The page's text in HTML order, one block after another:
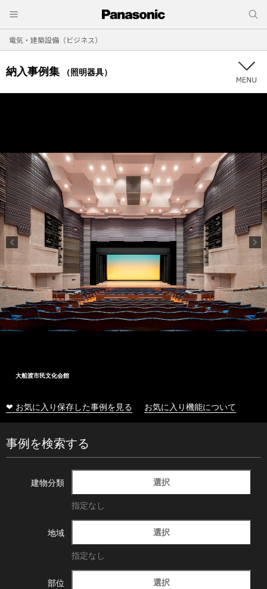
電気・建築設備（ビジネス）
納入事例集 （照明器具）
大船渡市民文化会館
❤ お気に入り保存した事例を見る お気に入り機能について
事例を検索する
建物分類 選択
指定なし
地域 選択
指定なし
部位 選択